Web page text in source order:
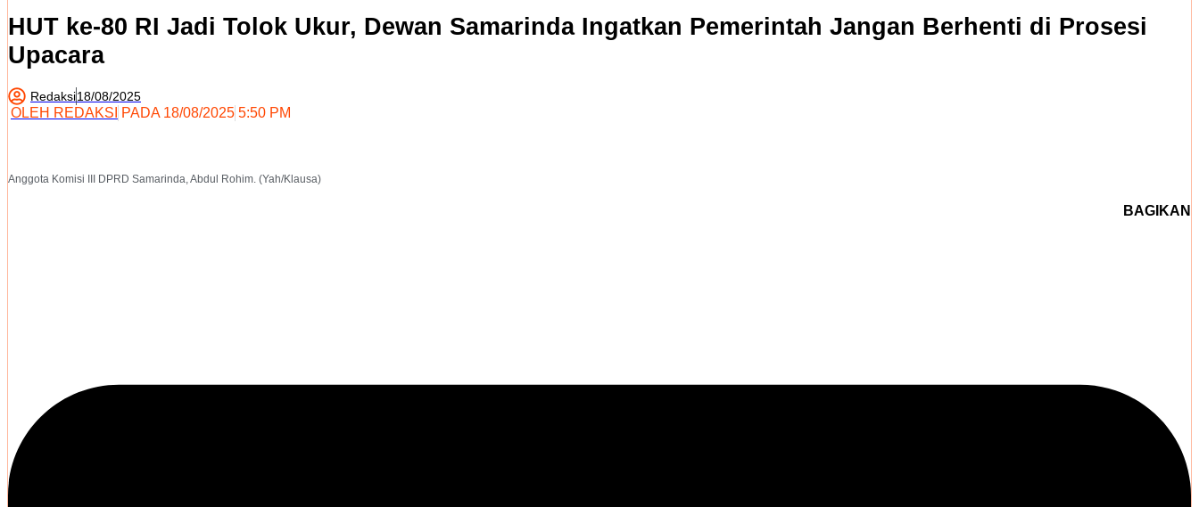
HUT ke-80 RI Jadi Tolok Ukur, Dewan Samarinda Ingatkan Pemerintah Jangan Berhenti di Prosesi
Upacara
Redaksi18/08/2025
OLEH REDAKSI PADA 18/08/2025 5:50 PM
Anggota Komisi III DPRD Samarinda, Abdul Rohim. (Yah/Klausa)
BAGIKAN